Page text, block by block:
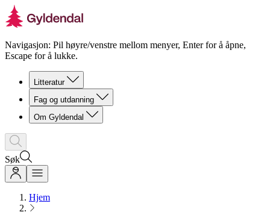
Navigasjon: Pil høyre/venstre mellom menyer, Enter for å åpne,
Escape for å lukke.
Litteratur
Fag og utdanning
Om Gyldendal
Søk
Hjem